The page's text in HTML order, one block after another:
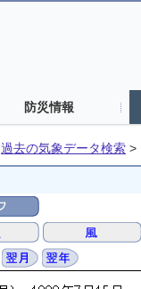
防災情報
過去の気象データ検索 >